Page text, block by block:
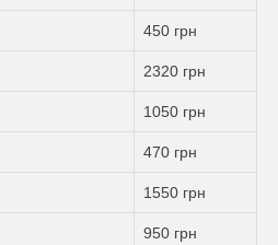
450 грн
2320 грн
1050 грн
470 грн
1550 грн
950 грн